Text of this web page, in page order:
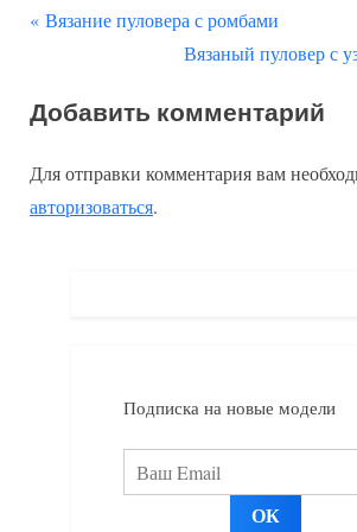
Навигация
записям
П
д
д
у
Вязание пуловера с ромбами
С
е
у
п
и
с
Вязаный пуловер с
Добавить комментарий
Для отправки комментария вам
авторизоваться.
Подписка на новые модели